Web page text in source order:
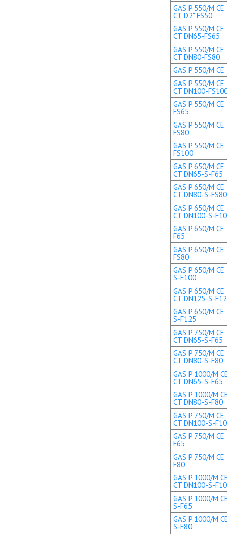
GAS P 550/M CE
CT D2" FS50
GAS P 550/M CE
CT DN65-FS65
GAS P 550/M CE
CT DN80-FS80
GAS P 550/M CE
GAS P 550/M CE
CT DN100-
GAS P 550/M
FS65
GAS P 550/M
FS80
GAS P 550/M
FS100
GAS P 650/M CE
CT DN65-S-F65
GAS P 650/M CE
CT DN80-S-FS80
GAS P 650/M CE
CT DN100-S-
GAS P 650/M
F65
GAS P 650/M
FS80
GAS P 650/M
S-F100
GAS P 650/M CE
CT DN125-S-
GAS P 650/M
S-F125
GAS P 750/M CE
CT DN65-S-F65
GAS P 750/M CE
CT DN80-S-F80
GAS P 1000/M
CT DN65-S-F65
GAS P 1000/M
CT DN80-S-F80
GAS P 750/M CE
CT DN100-S-
GAS P 750/M
F65
GAS P 750/M
F80
GAS P 1000/M
CT DN100-S-
GAS P 1000/M
S-F65
GAS P 1000/M
S-F80